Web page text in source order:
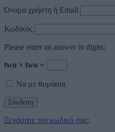
Όνομα χρήστη ή Email
Κωδικός
Please enter an answer in digits:
two × two =
Να με θυμάσαι
Ξεχάσατε τον κωδικό σας;